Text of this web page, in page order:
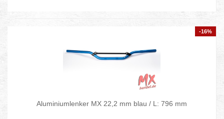
-16%
Aluminiumlenker MX 22,2 mm blau / L: 796 mm